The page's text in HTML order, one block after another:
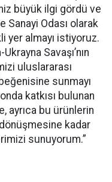
büyük ilgi gördü ve
Sanayi Odası olarak
yer almayı istiyoruz.
Savaşı’nın
uluslararası
sunmayı
katkısı bulunan
ayrıca bu ürünlerin
kadar
sunuyorum.”